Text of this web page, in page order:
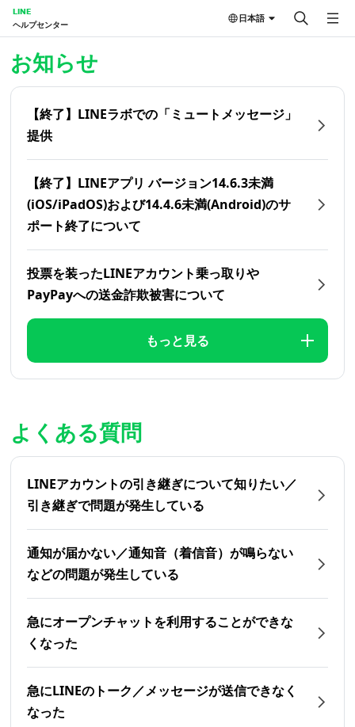
LINE
ヘルプセンター
日本語
お知らせ
【終了】LINEラボでの「ミュートメッセージ」
提供
【終了】LINEアプリ バージョン14.6.3未満
(iOS/iPadOS)および14.4.6未満(Android)のサ
ポート終了について
投票を装ったLINEアカウント乗っ取りや
PayPayへの送金詐欺被害について
もっと見る
よくある質問
LINEアカウントの引き継ぎについて知りたい／
引き継ぎで問題が発生している
通知が届かない／通知音（着信音）が鳴らない
などの問題が発生している
急にオープンチャットを利用することができな
くなった
急にLINEのトーク／メッセージが送信できなく
なった